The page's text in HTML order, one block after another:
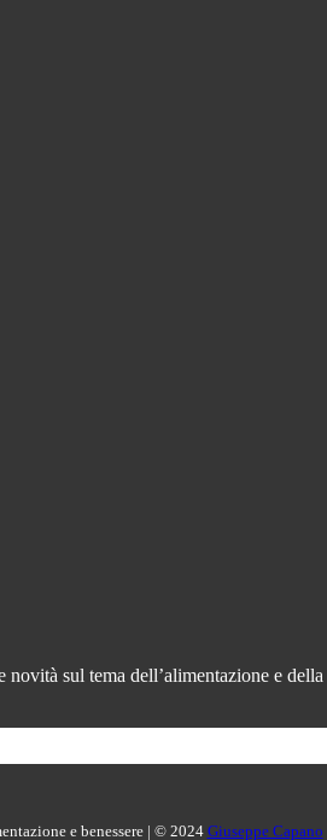
sul tema dell’alimentazione e della
e benessere | © 2024 Giuseppe Capano